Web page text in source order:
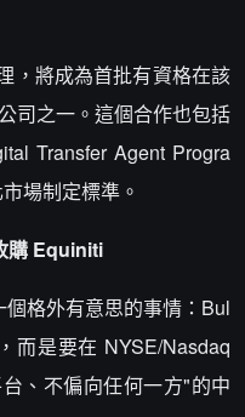
，將成為首批有資格在該
司之一。這個合作也包括
Transfer Agent Progra
場制定標準。
購 Equiniti
格外有意思的事情：Bul
而是要在 NYSE/Nasdaq
、不偏向任何一方"的中